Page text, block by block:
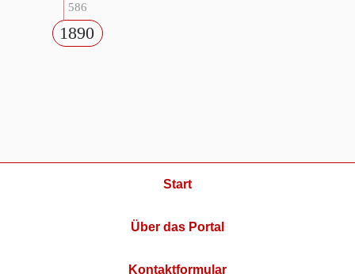
586
1890
Start
Über das Portal
Kontaktformular